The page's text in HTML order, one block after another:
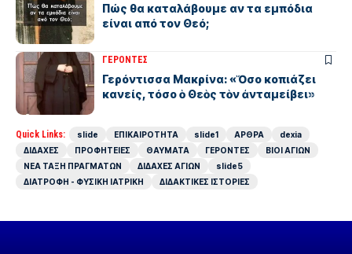
Πώς θα καταλάβουμε αν τα εμπόδια
είναι από τον Θεό;
ΓΕΡΟΝΤΕΣ
Γερόντισσα Μακρίνα: «Ὅσο κοπιάζει
κανείς, τόσο ὁ Θεὸς τὸν ἀνταμείβει»
Quick Links: slide ΕΠΙΚΑΙΡΟΤΗΤΑ slide1 ΑΡΘΡΑ
dexia
ΔΙΔΑΧΕΣ
ΠΡΟΦΗΤΕΙΕΣ ΘΑΥΜΑΤΑ ΓΕΡΟΝΤΕΣ
ΒΙΟΙ ΑΓΙΩΝ
ΝΕΑ ΤΑΞΗ ΠΡΑΓΜΑΤΩΝ
ΔΙΔΑΧΕΣ ΑΓΙΩΝ
slide5
ΔΙΑΤΡΟΦΗ - ΦΥΣΙΚΗ ΙΑΤΡΙΚΗ
ΔΙΔΑΚΤΙΚΕΣ ΙΣΤΟΡΙΕΣ